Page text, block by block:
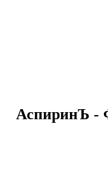
АспиринЪ -